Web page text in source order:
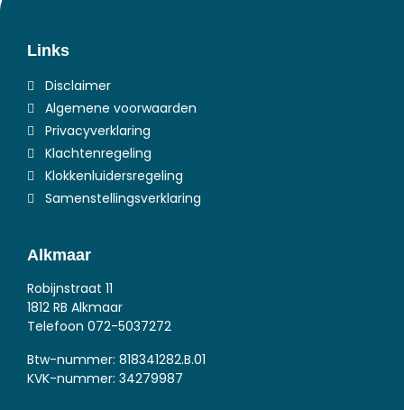
Links
Disclaimer
Algemene voorwaarden
Privacyverklaring
Klachtenregeling
Klokkenluidersregeling
Samenstellingsverklaring
Alkmaar
Robijnstraat 11
1812 RB Alkmaar
Telefoon 072-5037272
Btw-nummer: 818341282.B.01
KVK-nummer: 34279987